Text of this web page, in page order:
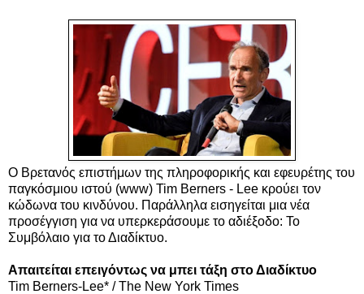
Ο Βρετανός επιστήμων της πληροφορικής και εφευρέτης του
παγκόσμιου ιστού (www) Tim Berners - Lee κρούει τον
κώδωνα του κινδύνου. Παράλληλα εισηγείται μια νέα
προσέγγιση για να υπερκεράσουμε το αδιέξοδο: Το
Συμβόλαιο για το Διαδίκτυο.
Απαιτείται επειγόντως να μπει τάξη στο Διαδίκτυο
Tim Berners-Lee* / The New York Times